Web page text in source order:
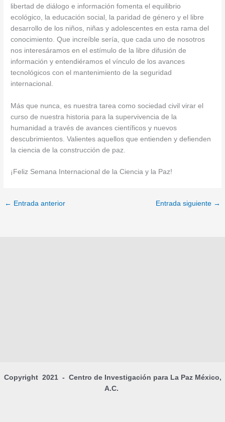
libertad de diálogo e información fomenta el equilibrio
ecológico, la educación social, la paridad de género y el libre
desarrollo de los niños, niñas y adolescentes en esta rama del
conocimiento. Que increíble sería, que cada uno de nosotros
nos interesáramos en el estímulo de la libre difusión de
información y entendiéramos el vínculo de los avances
tecnológicos con el mantenimiento de la seguridad
internacional.
Más que nunca, es nuestra tarea como sociedad civil virar el
curso de nuestra historia para la supervivencia de la
humanidad a través de avances científicos y nuevos
descubrimientos. Valientes aquellos que entienden y defienden
la ciencia de la construcción de paz.
¡Feliz Semana Internacional de la Ciencia y la Paz!
← Entrada anterior Entrada siguiente →
Copyright 2021 - Centro de Investigación para La Paz México,
A.C.